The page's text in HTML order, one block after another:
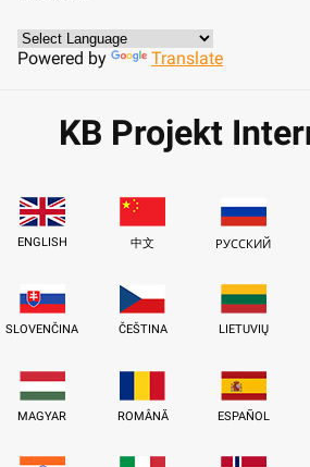
Powered by Translate
KB Projekt
ENGLISH 中文 РУССКИЙ
SLOVENČINA ČEŠTINA LIETUVIŲ
MAGYAR ROMÂNĂ ESPAÑOL